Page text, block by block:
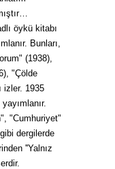
öykü kitabı
Bunları,
(1938),
"Çölde
izler. 1935
"Cumhuriyet"
dergilerde
''Yalnız